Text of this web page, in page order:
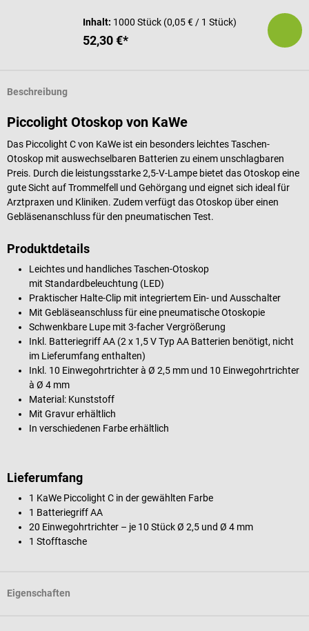
Inhalt: 1000 Stück (0,05 € / 1 Stück)
52,30 €*
Beschreibung
Piccolight Otoskop von KaWe
Das Piccolight C von KaWe ist ein besonders leichtes Taschen-
Otoskop mit auswechselbaren Batterien zu einem unschlagbaren
Preis. Durch die leistungsstarke 2,5-V-Lampe bietet das Otoskop eine
gute Sicht auf Trommelfell und Gehörgang und eignet sich ideal für
Arztpraxen und Kliniken. Zudem verfügt das Otoskop über einen
Gebläsenanschluss für den pneumatischen Test.
Produktdetails
Leichtes und handliches Taschen-Otoskop
mit Standardbeleuchtung (LED)
Praktischer Halte-Clip mit integriertem Ein- und Ausschalter
Mit Gebläseanschluss für eine pneumatische Otoskopie
Schwenkbare Lupe mit 3-facher Vergrößerung
Inkl. Batteriegriff AA (2 x 1,5 V Typ AA Batterien benötigt, nicht
im Lieferumfang enthalten)
Inkl. 10 Einwegohrtrichter à Ø 2,5 mm und 10 Einwegohrtrichter
à Ø 4 mm
Material: Kunststoff
Mit Gravur erhältlich
In verschiedenen Farbe erhältlich
Lieferumfang
1 KaWe Piccolight C in der gewählten Farbe
1 Batteriegriff AA
20 Einwegohrtrichter – je 10 Stück Ø 2,5 und Ø 4 mm
1 Stofftasche
Eigenschaften